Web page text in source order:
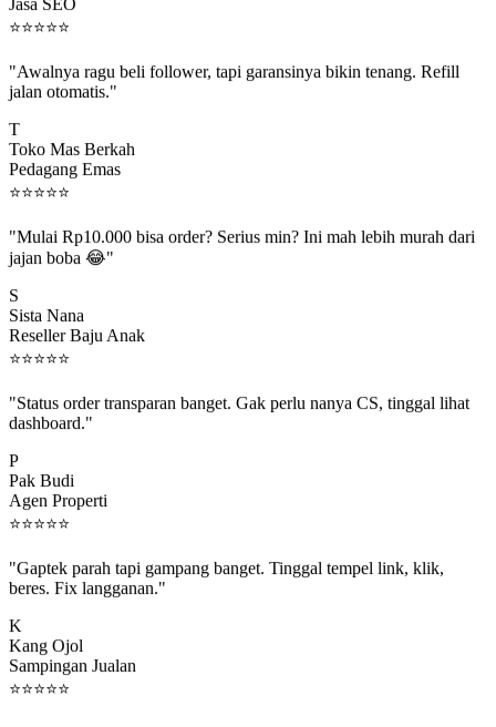
⭐⭐⭐⭐⭐
jalan otomatis."
Toko Mas Berkah
Pedagang Emas
⭐⭐⭐⭐⭐
jajan boba 😂"
Sista Nana
Reseller Baju Anak
⭐⭐⭐⭐⭐
dashboard."
Pak Budi
Agen Properti
⭐⭐⭐⭐⭐
beres. Fix langganan."
Kang Ojol
Sampingan Jualan
⭐⭐⭐⭐⭐